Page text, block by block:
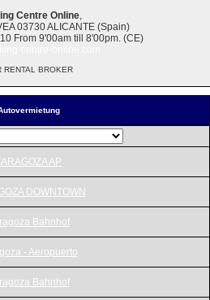
AP
DOWNTOWN
Bahnhof
- Aeropuerto
Bahnhof
Centre Online,
03730 ALICANTE (Spain)
From 9'00am till 8'00pm. (CE)
RENTAL BROKER